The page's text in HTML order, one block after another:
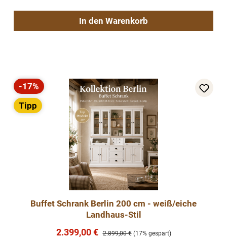
In den Warenkorb
Rabatt
-17%
Tipp
Buffet Schrank Berlin 200 cm - weiß/eiche
Landhaus-Stil
Verkaufspreis:
2.399,00 € Regulärer Preis:
2.899,00 € (17% gespart)